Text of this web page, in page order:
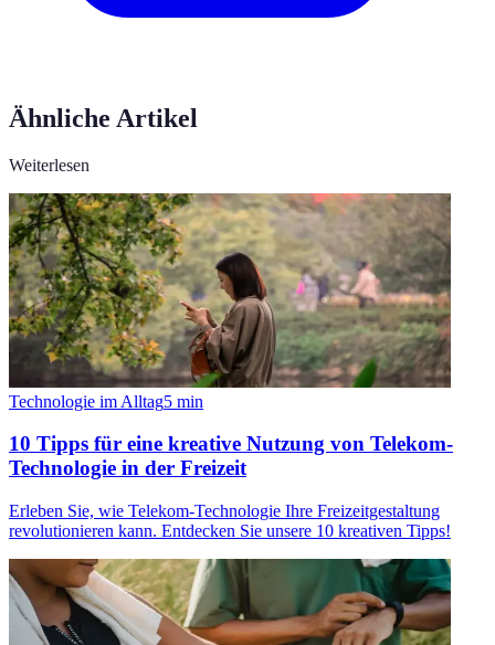
Ähnliche Artikel
Weiterlesen
Technologie im Alltag5 min
10 Tipps für eine kreative Nutzung von Telekom-
Technologie in der Freizeit
Erleben Sie, wie Telekom-Technologie Ihre Freizeitgestaltung
revolutionieren kann. Entdecken Sie unsere 10 kreativen Tipps!